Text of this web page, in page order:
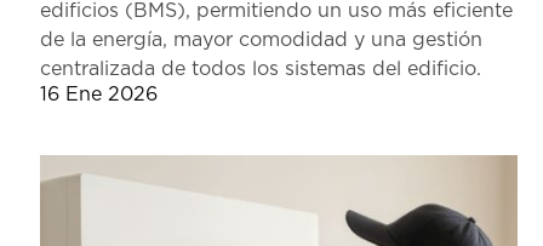
edificios (BMS), permitiendo un uso más eficiente
de la energía, mayor comodidad y una gestión
centralizada de todos los sistemas del edificio.
16 Ene 2026